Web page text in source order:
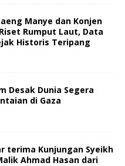
Manye dan Konjen
Rumput Laut, Data
Historis Teripang
Desak Dunia Segera
di Gaza
terima Kunjungan Syeikh
Ahmad Hasan dari